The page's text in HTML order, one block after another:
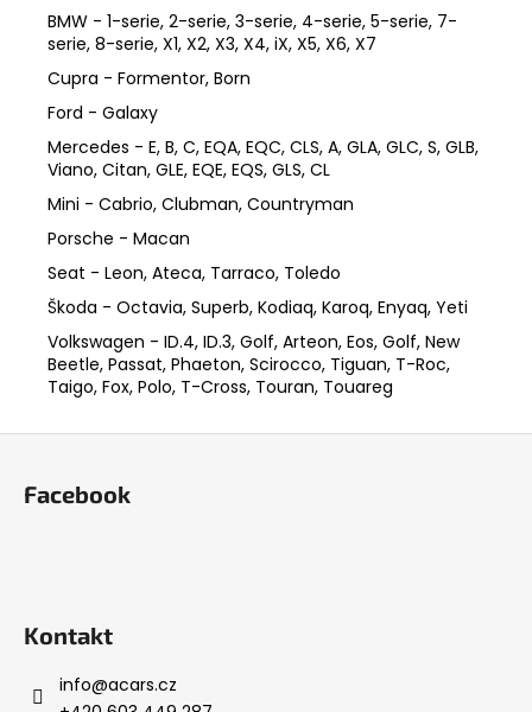
BMW - 1-serie, 2-serie, 3-serie, 4-serie, 5-serie, 7-
serie, 8-serie, X1, X2, X3, X4, iX, X5, X6, X7
Cupra - Formentor, Born
Ford - Galaxy
Mercedes - E, B, C, EQA, EQC, CLS, A, GLA, GLC, S, GLB,
Viano, Citan, GLE, EQE, EQS, GLS, CL
Mini - Cabrio, Clubman, Countryman
Porsche - Macan
Seat - Leon, Ateca, Tarraco, Toledo
Škoda - Octavia, Superb, Kodiaq, Karoq, Enyaq, Yeti
Volkswagen - ID.4, ID.3, Golf, Arteon, Eos, Golf, New
Beetle, Passat, Phaeton, Scirocco, Tiguan, T-Roc,
Taigo, Fox, Polo, T-Cross, Touran, Touareg
Facebook
Kontakt
info@acars.cz